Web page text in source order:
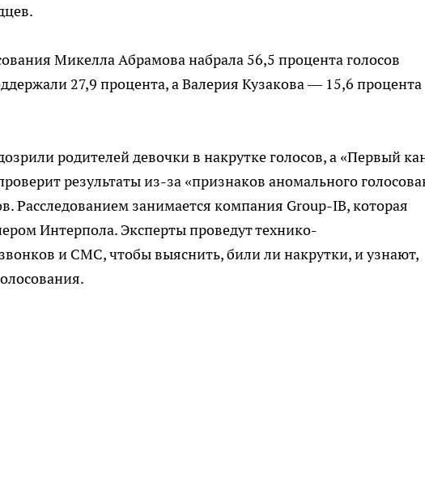
Микелла Абрамова набрала 56,5 процента голосов
27,9 процента, а Валерия Кузакова — 15,6 процента
родителей девочки в накрутке голосов, а «Первый
результаты из-за «признаков аномального
Расследованием занимается компания Group-IB, которая
Интерпола. Эксперты проведут технико-
и СМС, чтобы выяснить, били ли накрутки, и узнают,